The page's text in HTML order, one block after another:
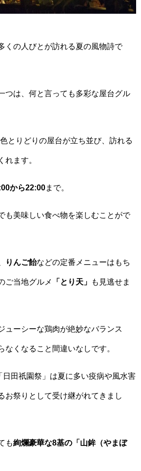
くの人びとが訪れる夏の風物詩で
つは、何と言っても多彩な屋台グル
とりどりの屋台が立ち並び、訪れる
れます。
から22:00まで。
も美味しい食べ物を楽しむことがで
りんご飴などの定番メニューはもち
ご当地グルメ 「とり天」 も見逃せま
ューシーな鶏肉が絶妙なバランス
なくなること間違いなしです。
田祇園祭」は夏に多い疫病や風水害
お祭りとして受け継がれてきまし
も絢爛豪華な8基の「山鉾（やまぼ